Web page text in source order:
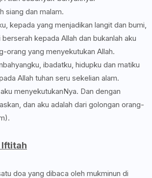
siang dan malam.
kepada yang menjadikan langit dan bumi,
kepada Allah dan bukanlah aku
orang yang menyekutukan Allah.
ibadatku, hidupku dan matiku
Allah tuhan seru sekelian alam.
menyekutukanNya. Dan dengan
dan aku adalah dari golongan orang-
Iftitah
doa yang dibaca oleh mukminun di